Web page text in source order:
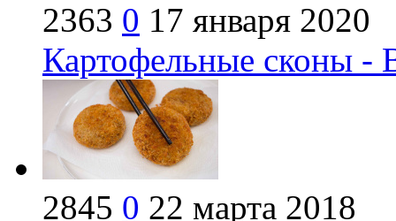
2363 0 17 января 2020
Картофельные сконы -
2845 0 22 марта 2018